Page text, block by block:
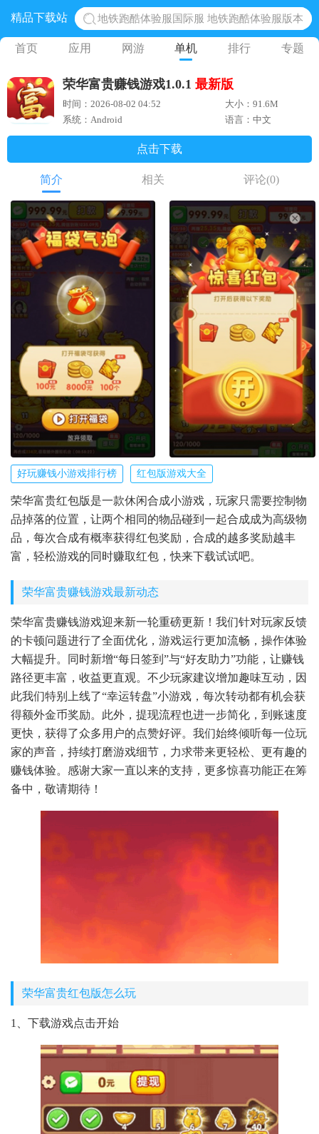
精品下载站
地铁跑酷体验服国际服 地铁跑酷体验服版本
网易光遇手游正版 点亮星空共庆周年
黎明觉醒生机腾讯正版 黎明觉醒生机国际服
蛋仔派对下载 蛋仔派对体验服
奥特曼王者传奇 正版奥特曼游戏
首页 应用 网游 单机 排行 专题
荣华富贵赚钱游戏1.0.1 最新版
时间：2026-08-02 04:52
大小：91.6M
系统：Android
语言：中文
点击下载
简介 相关 评论(0)
好玩赚钱小游戏排行榜 红包版游戏大全
荣华富贵红包版是一款休闲合成小游戏，玩家只需要控制物
品掉落的位置，让两个相同的物品碰到一起合成成为高级物
品，每次合成有概率获得红包奖励，合成的越多奖励越丰
富，轻松游戏的同时赚取红包，快来下载试试吧。
荣华富贵赚钱游戏最新动态
荣华富贵赚钱游戏迎来新一轮重磅更新！我们针对玩家反馈
的卡顿问题进行了全面优化，游戏运行更加流畅，操作体验
大幅提升。同时新增“每日签到”与“好友助力”功能，让赚钱
路径更丰富，收益更直观。不少玩家建议增加趣味互动，因
此我们特别上线了“幸运转盘”小游戏，每次转动都有机会获
得额外金币奖励。此外，提现流程也进一步简化，到账速度
更快，获得了众多用户的点赞好评。我们始终倾听每一位玩
家的声音，持续打磨游戏细节，力求带来更轻松、更有趣的
赚钱体验。感谢大家一直以来的支持，更多惊喜功能正在筹
备中，敬请期待！
荣华富贵红包版怎么玩
1、下载游戏点击开始